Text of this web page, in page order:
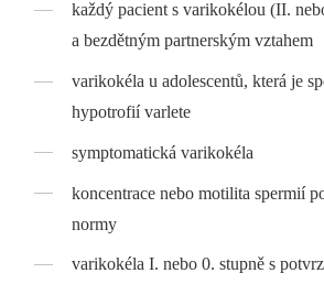
každý pacient s varikokélou (II.
a bezdětným partnerským vztahem
varikokéla u adolescentů, která je
hypotrofií varlete
symptomatická varikokéla
koncentrace nebo motilita spermií
normy
varikokéla I. nebo 0. stupně s